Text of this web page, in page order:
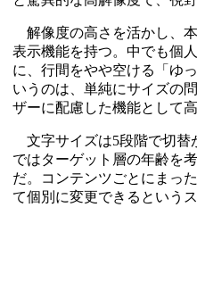
解像度の高さを活かし、
表示機能を持つ。中でも個
に、行間をやや空ける「ゆ
いうのは、単純にサイズの
ザーに配慮した機能として
文字サイズは5段階で切替
ではターゲット層の年齢を
だ。コンテンツごとにまっ
て個別に変更できるという